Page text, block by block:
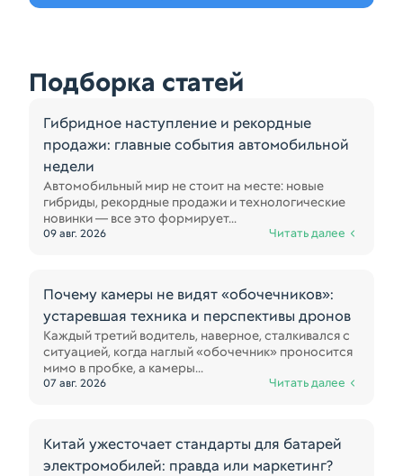
Подборка статей
Гибридное наступление и рекордные
продажи: главные события автомобильной
недели
Автомобильный мир не стоит на месте: новые
гибриды, рекордные продажи и технологические
новинки — все это формирует...
09 авг. 2026 Читать далее
Почему камеры не видят «обочечников»:
устаревшая техника и перспективы дронов
Каждый третий водитель, наверное, сталкивался с
ситуацией, когда наглый «обочечник» проносится
мимо в пробке, а камеры...
07 авг. 2026 Читать далее
Китай ужесточает стандарты для батарей
электромобилей: правда или маркетинг?